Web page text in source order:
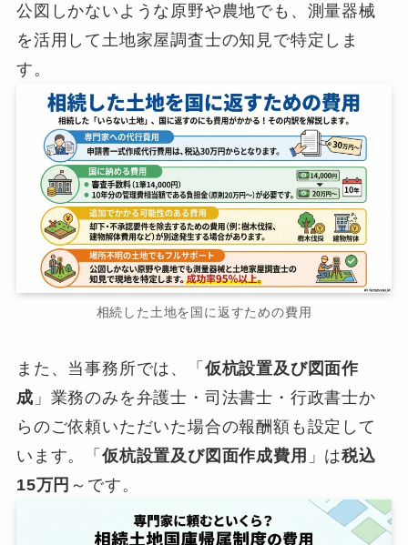
公図しかないような原野や農地でも、測量器械
を活用して土地家屋調査士の知見で特定しま
す。
相続した土地を国に返すための費用
また、当事務所では、「 仮杭設置及び図面作
成 」業務のみを弁護士・司法書士・行政書士か
らのご依頼いただいた場合の報酬額も設定して
います。「 仮杭設置及び図面作成費用 」は税込
15万円 ～です。